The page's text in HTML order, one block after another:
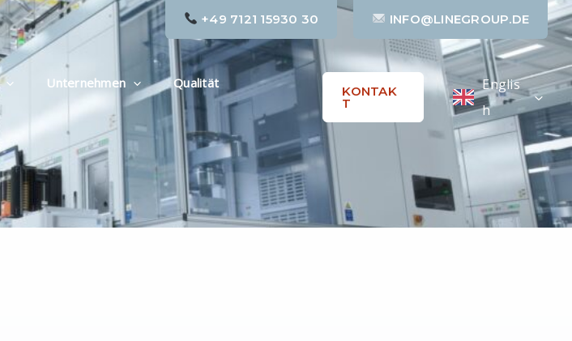
+49 7121 15930 30 INFO@LINEGROUP.DE
Unternehmen
Qualität
KONTAK
T
Englis
h